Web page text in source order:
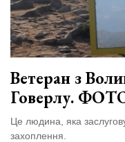
Луцьку
три...
27 Липня
730
Персона
Лайф
Ветеран з
Говерлу.
Це людина, яка
захоплення.